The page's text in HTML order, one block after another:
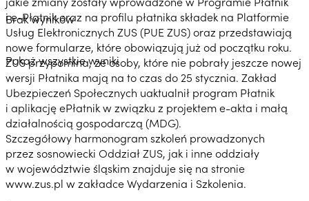
Brak wyników
Pokaż wszystkie wyniki
i e-Płatnik oraz na profilu płatnika składek na Platformie
Usług Elektronicznych ZUS (PUE ZUS) oraz przedstawiają
nowe formularze, które obowiązują już od początku roku.
ZUS przypomina, że osoby, które nie pobrały jeszcze nowej
wersji Płatnika mają na to czas do 25 stycznia. Zakład
Ubezpieczeń Społecznych uaktualnił program Płatnik
i aplikację ePłatnik w związku z projektem e-akta i małą
działalnością gospodarczą (MDG).
Szczegółowy harmonogram szkoleń prowadzonych
przez sosnowiecki Oddział ZUS, jak i inne oddziały
w województwie śląskim znajduje się na stronie
www.zus.pl w zakładce Wydarzenia i Szkolenia.